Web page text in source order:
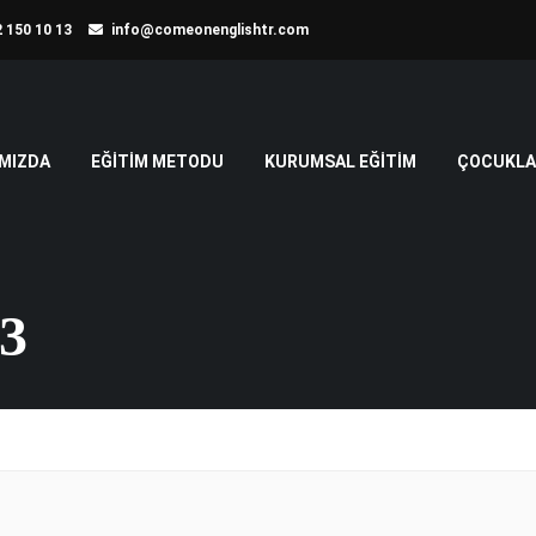
150 10 13 info@comeonenglishtr.com
EĞITIM METODU KURUMSAL EĞITIM